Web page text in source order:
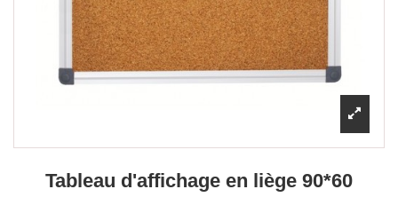
Tableau d'affichage en liège 90*60